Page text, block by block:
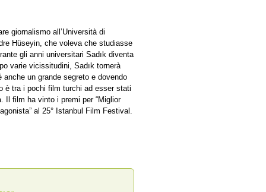
giornalismo all’Università di
Hüseyin, che voleva che studiasse
gli anni universitari Sadık diventa
varie vicissitudini, Sadık tornerà
un grande segreto e dovendo
è tra i pochi film turchi ad esser stati
Il film ha vinto i premi per “Miglior
al 25° Istanbul Film Festival.